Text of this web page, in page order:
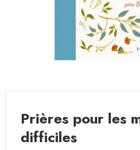
Prières pour les
difficiles